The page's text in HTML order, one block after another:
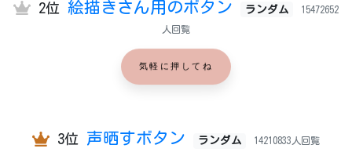
2位 絵描きさん用のボタン ランダム 15472652
人回覧
気軽に押してね
3位 声晒すボタン ランダム 14210833人回覧